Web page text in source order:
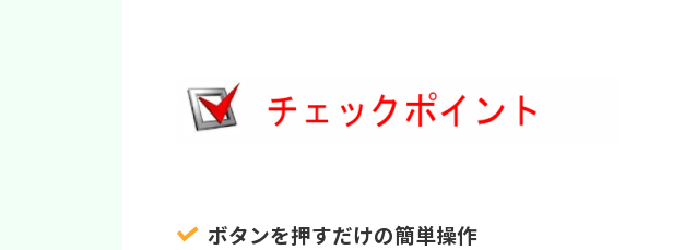
ボタンを押すだけの簡単操作